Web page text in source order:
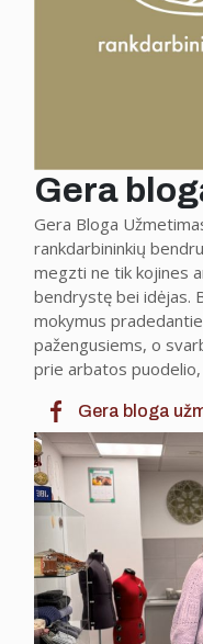
Gera
Gera Bloga
rankdarbininkių
megzti ne tik kojines
bendrystę bei idėjas.
mokymus
pažengusiems, o
prie arbatos puodelio,
Gera bloga